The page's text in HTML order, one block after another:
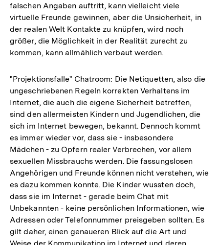
falschen Angaben auftritt, kann vielleicht viele
virtuelle Freunde gewinnen, aber die Unsicherheit, in
der realen Welt Kontakte zu knüpfen, wird noch
größer, die Möglichkeit in der Realität zurecht zu
kommen, kann allmählich verbaut werden.
"Projektionsfalle" Chatroom: Die Netiquetten, also die
ungeschriebenen Regeln korrekten Verhaltens im
Internet, die auch die eigene Sicherheit betreffen,
sind den allermeisten Kindern und Jugendlichen, die
sich im Internet bewegen, bekannt. Dennoch kommt
es immer wieder vor, dass sie - insbesondere
Mädchen - zu Opfern realer Verbrechen, vor allem
sexuellen Missbrauchs werden. Die fassungslosen
Angehörigen und Freunde können nicht verstehen, wie
es dazu kommen konnte. Die Kinder wussten doch,
dass sie im Internet - gerade beim Chat mit
Unbekannten - keine persönlichen Informationen, wie
Adressen oder Telefonnummer preisgeben sollten. Es
gilt daher, einen genaueren Blick auf die Art und
Weise der Kommunikation im Internet und deren